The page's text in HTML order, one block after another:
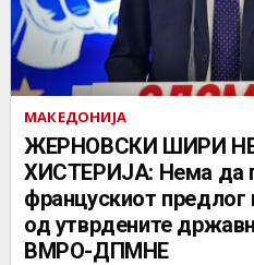
МАКЕДОНИЈА
ЖЕРНОВСКИ ШИРИ
ХИСТЕРИЈА: Нема да
францускиот
од утврдените
ВМРО-ДПМНЕ